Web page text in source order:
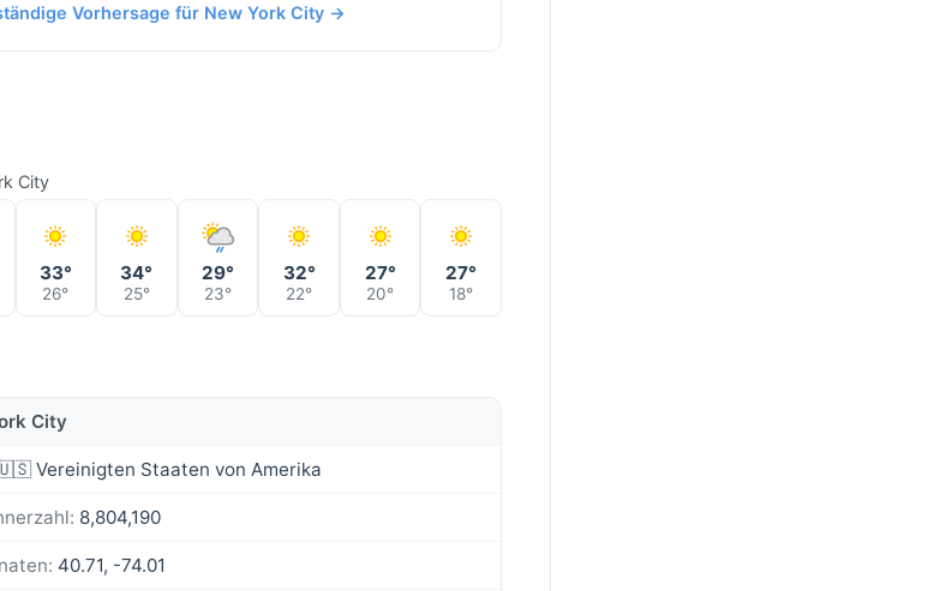
Vorhersage für New York City →
City
33°
26°
34°
25°
29°
23°
32°
22°
27°
20°
27°
18°
City
Vereinigten Staaten von Amerika
8,804,190
40.71, -74.01